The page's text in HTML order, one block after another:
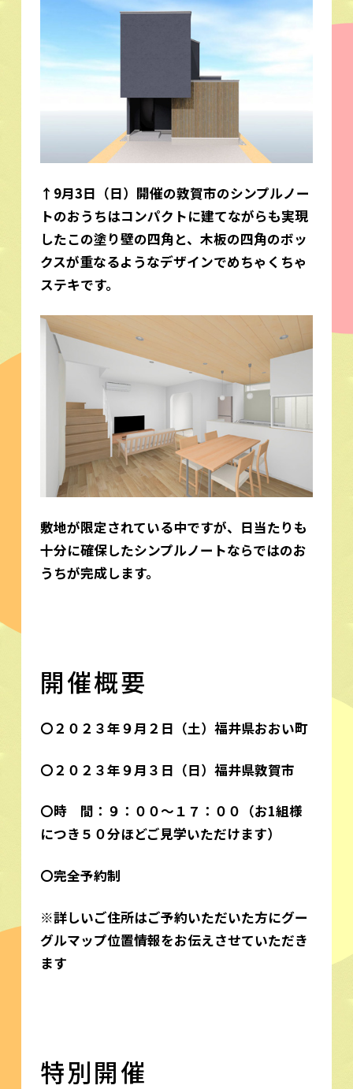
↑9月3日（日）開催の敦賀市のシンプルノー
トのおうちはコンパクトに建てながらも実現
したこの塗り壁の四角と、木板の四角のボッ
クスが重なるようなデザインでめちゃくちゃ
ステキです。
敷地が限定されている中ですが、日当たりも
十分に確保したシンプルノートならではのお
うちが完成します。
開催概要
〇２０２３年９月２日（土）福井県おおい町
〇２０２３年９月３日（日）福井県敦賀市
〇時 間：９：００～１７：００（お1組様
につき５０分ほどご見学いただけます）
〇完全予約制
※詳しいご住所はご予約いただいた方にグー
グルマップ位置情報をお伝えさせていただき
ます
特別開催